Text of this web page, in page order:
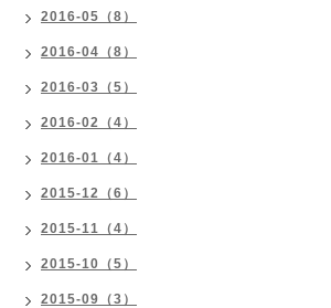
2016-05（8）
2016-04（8）
2016-03（5）
2016-02（4）
2016-01（4）
2015-12（6）
2015-11（4）
2015-10（5）
2015-09（3）